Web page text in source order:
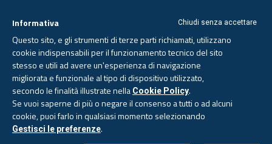
Venerdì, 7 agosto 2026 - Aggiornato alle 6.00
Chiudi senza accettare
Informativa
Questo sito, e gli strumenti di terze parti richiamati, utilizzano
cookie indispensabili per il funzionamento tecnico del sito
stesso e utili ad avere un'esperienza di navigazione
migliorata e funzionale al tipo di dispositivo utilizzato,
secondo le finalità illustrate nella Cookie Policy.
Se vuoi saperne di più o negare il consenso a tutti o ad alcuni
cookie, puoi farlo in qualsiasi momento selezionando
Gestisci le preferenze.